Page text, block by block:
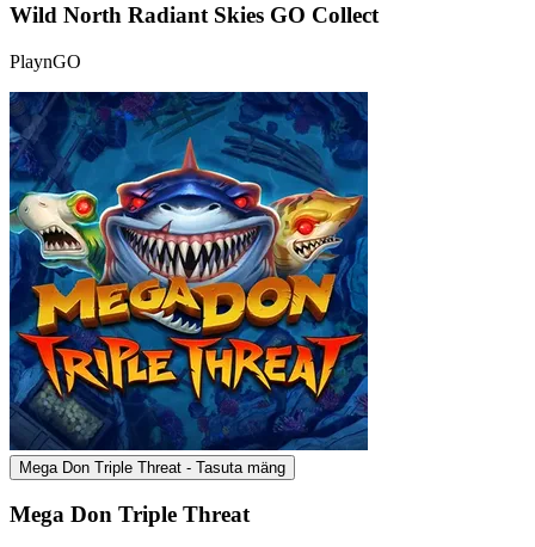
Wild North Radiant Skies GO Collect
PlaynGO
Mega Don Triple Threat - Tasuta mäng
Mega Don Triple Threat